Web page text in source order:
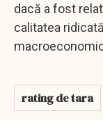
dacă a fost
calitatea
rating de tara